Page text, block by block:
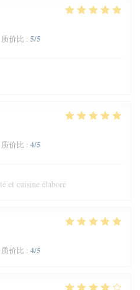
质价比 : 5/5
质价比 : 4/5
et cuisine élaboré
质价比 : 4/5